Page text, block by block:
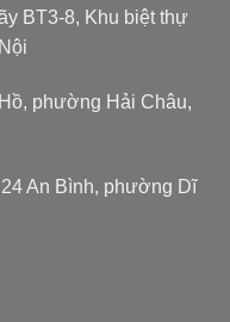
BT3-8, Khu biệt thự
phường Hải Châu,
24 An Bình, phường Dĩ